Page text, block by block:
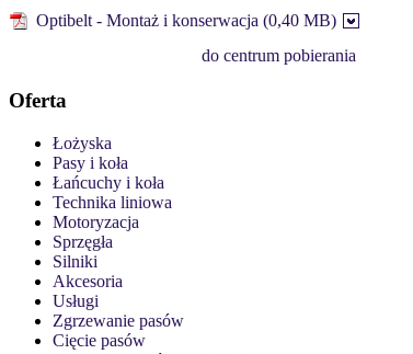
Optibelt - Montaż i konserwacja (0,40 MB)
do centrum pobierania
Oferta
Łożyska
Pasy i koła
Łańcuchy i koła
Technika liniowa
Motoryzacja
Sprzęgła
Silniki
Akcesoria
Usługi
Zgrzewanie pasów
Cięcie pasów